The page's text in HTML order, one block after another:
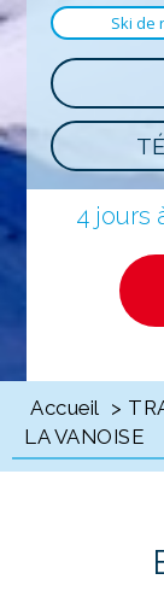
Ski de
4 jours
Accueil >
LA VANOISE